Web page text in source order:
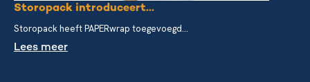
Storopack introduceert...
Storopack heeft PAPERwrap toegevoegd...
Lees meer